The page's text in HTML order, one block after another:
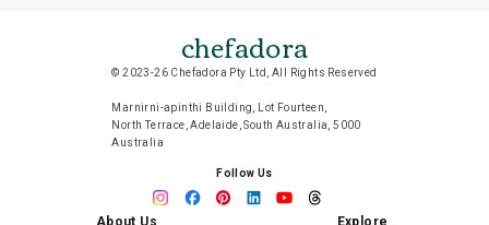
chefadora
© 2023-26 Chefadora Pty Ltd, All Rights Reserved
Marnirni-apinthi Building, Lot Fourteen,
North Terrace, Adelaide, South Australia, 5000
Australia
Follow Us
About Us Explore